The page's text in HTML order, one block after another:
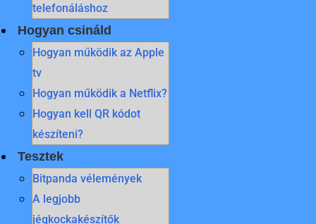
telefonáláshoz
Hogyan csináld
Hogyan működik az Apple
tv
Hogyan működik a Netflix?
Hogyan kell QR kódot
készíteni?
Tesztek
Bitpanda vélemények
A legjobb
jégkockakészítők